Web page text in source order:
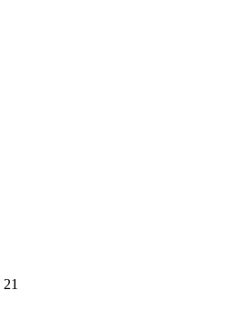
21